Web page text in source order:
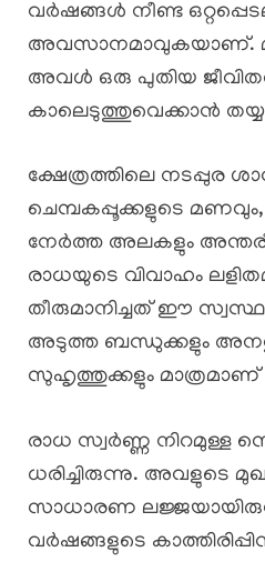
വർഷങ്ങൾ നീണ്ട
അവസാനമാവുകയാണ്.
അവൾ ഒരു പുതിയ
കാലെടുത്തുവെക്കാൻ
ക്ഷേത്രത്തിലെ നടപ്പുര
ചെമ്പകപ്പൂക്കളുടെ
നേർത്ത അലകളും
രാധയുടെ വിവാഹം
തീരുമാനിച്ചത് ഈ
അടുത്ത ബന്ധുക്കളും
സുഹൃത്തുക്കളും മാത്രമാണ്
രാധ സ്വർണ്ണ നിറമുള്ള
ധരിച്ചിരുന്നു. അവളുടെ
സാധാരണ
വർഷങ്ങളുടെ